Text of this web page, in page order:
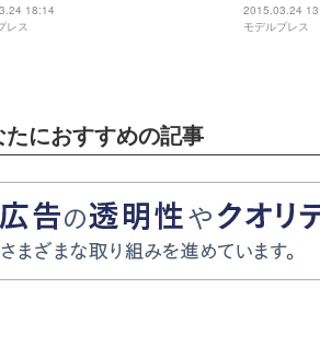
18:14
レス
2015.03.24
モデルプレス
たにおすすめの記事